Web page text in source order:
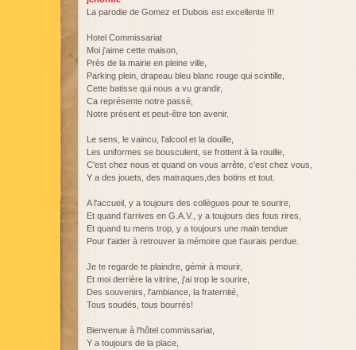
La parodie de Gomez et Dubois est excellente !!!
Hotel Commissariat
Moi j'aime cette maison,
Près de la mairie en pleine ville,
Parking plein, drapeau bleu blanc rouge qui scintille,
Cette batisse qui nous a vu grandir,
Ca représente notre passé,
Notre présent et peut-être ton avenir.
Le sens, le vaincu, l'alcool et la douille,
Les uniformes se bousculent, se frottent à la rouille,
C'est chez nous et quand on vous arrête, c'est chez vous,
Y a des jouets, des matraques,des botins et tout.
A l'accueil, y a toujours des collègues pour te sourire,
Et quand t'arrives en G.A.V., y a toujours des fous rires,
Et quand tu mens trop, y a toujours une main tendue
Pour t'aider à retrouver la mémoire que t'aurais perdue.
Je te regarde te plaindre, gémir à mourir,
Et moi derrière la vitrine, j'ai trop le sourire,
Des souvenirs, l'ambiance, la fraternité,
Tous soudés, tous bourrés!
Bienvenue à l'hôtel commissariat,
Y a toujours de la place,